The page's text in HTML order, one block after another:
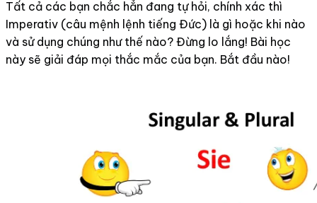
Tất cả các bạn chắc hẳn đang tự hỏi, chính xác thì
Imperativ (câu mệnh lệnh tiếng Đức) là gì hoặc khi nào
và sử dụng chúng như thế nào? Đừng lo lắng! Bài học
này sẽ giải đáp mọi thắc mắc của bạn. Bắt đầu nào!